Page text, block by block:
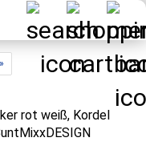
rot weiß, Kordel